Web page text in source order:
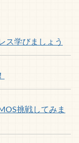
ス学びましょう
挑戦してみま